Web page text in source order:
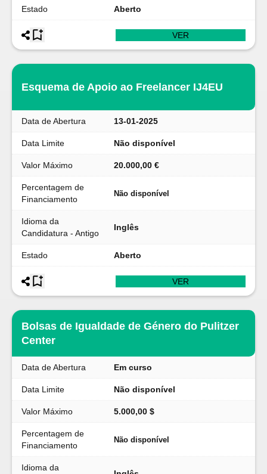
Estado Aberto
VER
Esquema de Apoio ao Freelancer IJ4EU
Data de Abertura 13-01-2025
Data Limite Não disponível
Valor Máximo 20.000,00 €
Percentagem de
Financiamento
Não disponível
Idioma da
Candidatura - Antigo
Inglês
Estado Aberto
VER
Bolsas de Igualdade de Género do Pulitzer
Center
Data de Abertura Em curso
Data Limite Não disponível
Valor Máximo 5.000,00 $
Percentagem de
Financiamento
Não disponível
Idioma da